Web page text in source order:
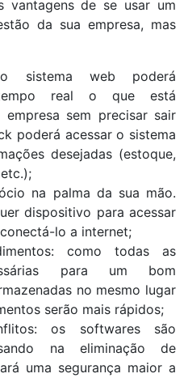
vantagens de se usar um
da sua empresa, mas
sistema web poderá
real o que está
sem precisar sair
poderá acessar o sistema
desejadas (estoque,
na palma da sua mão.
dispositivo para acessar
lo a internet;
como todas as
para um bom
no mesmo lugar
serão mais rápidos;
os softwares são
na eliminação de
uma segurança maior a